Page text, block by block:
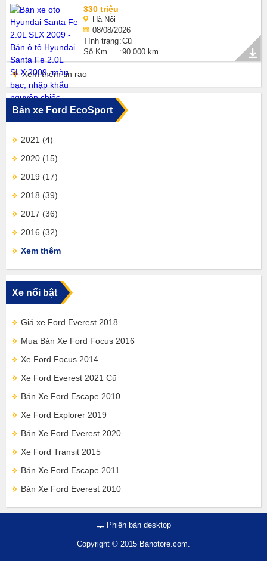
330 triệu
Hà Nội
08/08/2026
Tình trạng Cũ
Số Km
90.000 km
Xem thêm tin rao
Bán xe Ford EcoSport
2021 (4)
2020 (15)
2019 (17)
2018 (39)
2017 (36)
2016 (32)
Xem thêm
Xe nổi bật
Giá xe Ford Everest 2018
Mua Bán Xe Ford Focus 2016
Xe Ford Focus 2014
Xe Ford Everest 2021 Cũ
Bán Xe Ford Escape 2010
Xe Ford Explorer 2019
Bán Xe Ford Everest 2020
Xe Ford Transit 2015
Bán Xe Ford Escape 2011
Bán Xe Ford Everest 2010
Phiên bản desktop
Copyright © 2015 Banotore.com.